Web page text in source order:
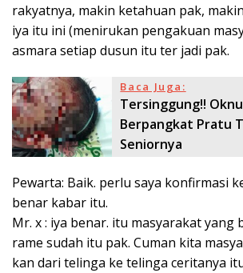
rakyatnya, makin ketahuan pak,
iya itu ini (menirukan pengakuan
asmara setiap dusun itu ter jadi pak.
Baca Juga:
Tersinggung!!
Berpangkat Pratu
Seniornya
Pewarta: Baik. perlu saya konfirmasi
benar kabar itu.
Mr. x : iya benar. itu masyarakat yang
rame sudah itu pak. Cuman kita
kan dari telinga ke telinga ceritanya